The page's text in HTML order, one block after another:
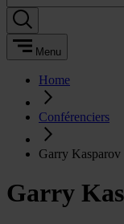
Menu
Home
Conférenciers
Garry Kasparov
Garry